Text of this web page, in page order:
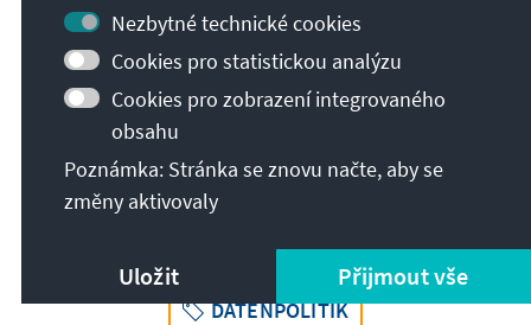
Další témata
DATENPOLITIK
Nezbytné technické cookies
Cookies pro statistickou analýzu
Cookies pro zobrazení integrovaného
obsahu
Poznámka: Stránka se znovu načte, aby se
změny aktivovaly
Uložit Přijmout vše